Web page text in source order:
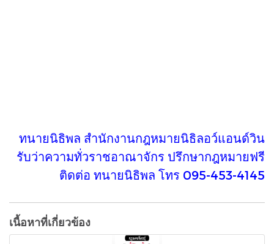
ทนายนิธิพล สำนักงานกฎหมายนิธิลอว์แอนด์วิน
รับว่าความทั่วราชอาณาจักร ปรึกษากฎหมายฟรี
ติดต่อ ทนายนิธิพล โทร 095-453-4145
เนื้อหาที่เกี่ยวข้อง